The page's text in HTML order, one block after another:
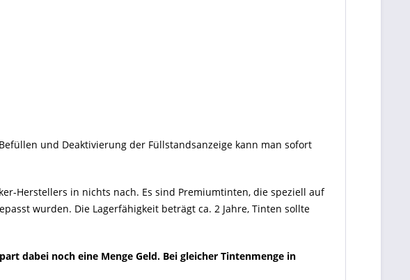
und Deaktivierung der Füllstandsanzeige kann man sofort
Herstellers in nichts nach. Es sind Premiumtinten, die speziell auf
wurden. Die Lagerfähigkeit beträgt ca. 2 Jahre, Tinten sollte
dabei noch eine Menge Geld. Bei gleicher Tintenmenge in